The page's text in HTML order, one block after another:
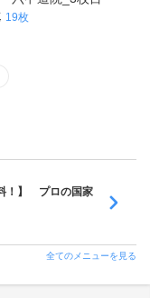
19枚
！】 プロの国家
全てのメニューを見る